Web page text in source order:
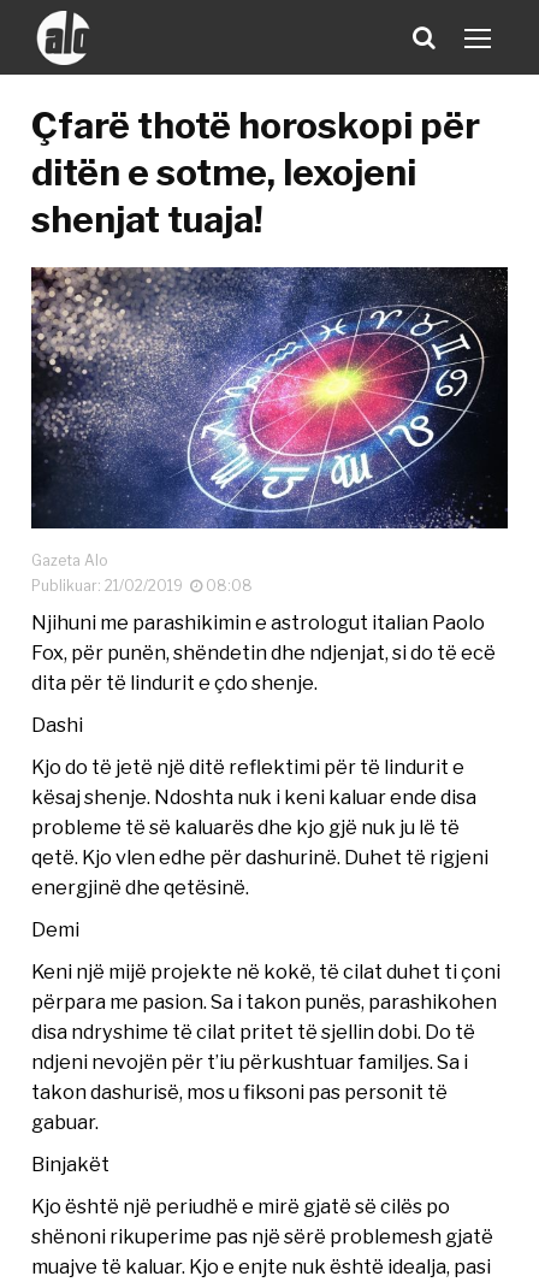
Çfarë thotë horoskopi për
ditën e sotme, lexojeni
shenjat tuaja!
Gazeta Alo
Publikuar: 21/02/2019
08:08
Njihuni me parashikimin e astrologut italian Paolo
Fox, për punën, shëndetin dhe ndjenjat, si do të ecë
dita për të lindurit e çdo shenje.
Dashi
Kjo do të jetë një ditë reflektimi për të lindurit e
kësaj shenje. Ndoshta nuk i keni kaluar ende disa
probleme të së kaluarës dhe kjo gjë nuk ju lë të
qetë. Kjo vlen edhe për dashurinë. Duhet të rigjeni
energjinë dhe qetësinë.
Demi
Keni një mijë projekte në kokë, të cilat duhet ti çoni
përpara me pasion. Sa i takon punës, parashikohen
disa ndryshime të cilat pritet të sjellin dobi. Do të
ndjeni nevojën për t’iu përkushtuar familjes. Sa i
takon dashurisë, mos u fiksoni pas personit të
gabuar.
Binjakët
Kjo është një periudhë e mirë gjatë së cilës po
shënoni rikuperime pas një sërë problemesh gjatë
muajve të kaluar. Kjo e enjte nuk është idealja, pasi